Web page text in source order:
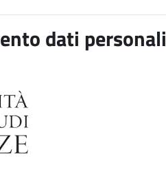
dati personali